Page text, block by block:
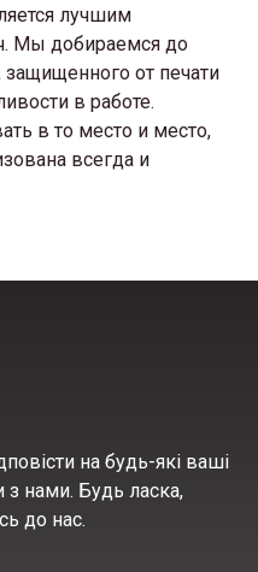
лучшим
Мы добираемся до
от печати
в работе.
в то место и место,
всегда и
на будь-які ваші
з нами. Будь ласка,
до нас.